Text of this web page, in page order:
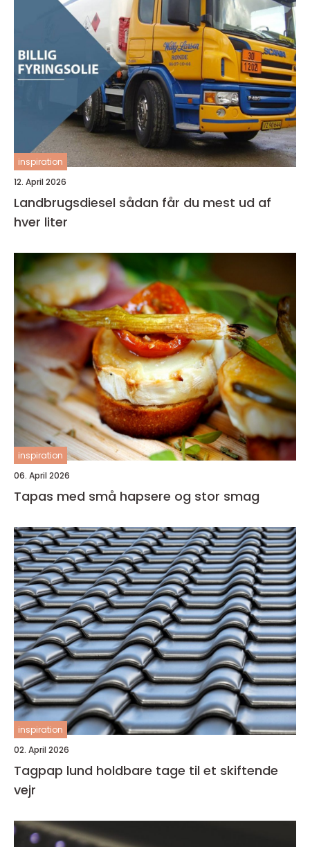
inspiration
12. April 2026
Landbrugsdiesel sådan får du mest ud af
hver liter
inspiration
06. April 2026
Tapas med små hapsere og stor smag
inspiration
02. April 2026
Tagpap lund holdbare tage til et skiftende
vejr